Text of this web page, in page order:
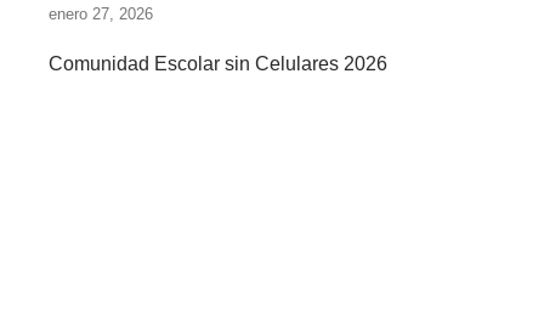
enero 27, 2026
Comunidad Escolar sin Celulares 2026